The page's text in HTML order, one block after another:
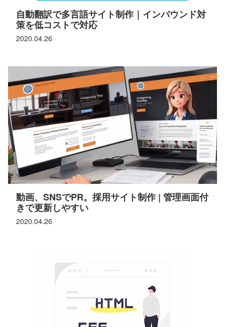
2020.04.26
自動翻訳で多言語サイト制作｜インバウンド対
策を低コストで対応
2020.04.26
動画、SNSでPR。採用サイト制作 | 管理画面付
きで更新しやすい